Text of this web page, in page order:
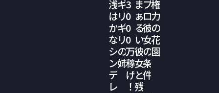
浅
は
か
な
シ
ン
デ
レ
ギ
リ
ギ
リ
の
姉
3
0
0
0
万
稼
げ
！
ま
ぁ
る
い
彼
女
と
残
プ
ロ
彼
女
の
条
件
権
力
の
花
園